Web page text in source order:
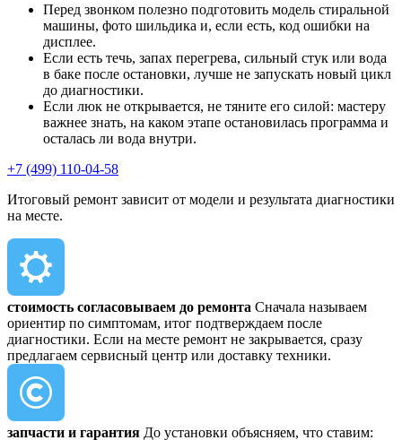
Перед звонком полезно подготовить модель стиральной
машины, фото шильдика и, если есть, код ошибки на
дисплее.
Если есть течь, запах перегрева, сильный стук или вода
в баке после остановки, лучше не запускать новый цикл
до диагностики.
Если люк не открывается, не тяните его силой: мастеру
важнее знать, на каком этапе остановилась программа и
осталась ли вода внутри.
+7 (499) 110-04-58
Итоговый ремонт зависит от модели и результата диагностики
на месте.
стоимость согласовываем до ремонта Сначала называем
ориентир по симптомам, итог подтверждаем после
диагностики. Если на месте ремонт не закрывается, сразу
предлагаем сервисный центр или доставку техники.
запчасти и гарантия До установки объясняем, что ставим: